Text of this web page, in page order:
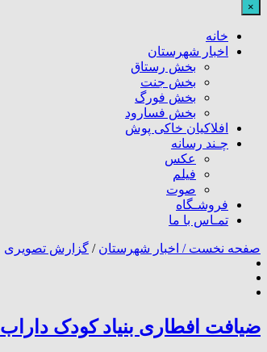
×
خانه
اخبار شهرستان
بخش رستاق
بخش جنت
بخش فورگ
بخش فسارود
افلاکیان خاکی پوش
چـند رسانه
عکس
فیلم
صوت
فروشـگاه
تمـاس با ما
صفحه نخست / اخبار شهرستان / گزارش تصویری
ضیافت افطاری بنیاد کودک داراب